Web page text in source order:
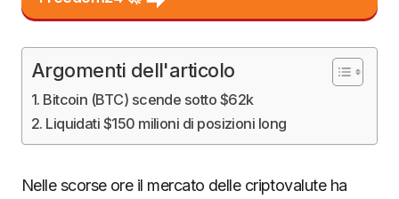
Argomenti dell'articolo
Bitcoin (BTC) scende sotto $62k
Liquidati $150 milioni di posizioni long
Nelle scorse ore il mercato delle criptovalute ha